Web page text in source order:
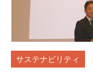
サステナビリティ